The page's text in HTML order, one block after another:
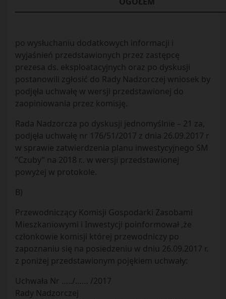
po wysłuchaniu dodatkowych informacji i
wyjaśnień przedstawionych przez zastępcę
prezesa ds. eksploatacyjnych oraz po dyskusji
postanowili zgłosić do Rady Nadzorczej wniosek by
podjęła uchwałę w wersji przedstawionej do
zaopiniowania przez komisję.
Rada Nadzorcza po dyskusji jednomyślnie – 21 za,
podjęła uchwałę nr 176/51/2017 z dnia 26.09.2017 r
w sprawie zatwierdzenia planu inwestycyjnego SM
”Czuby” na 2018 r.. w wersji przedstawionej
powyżej w protokole.
B)
Przewodniczący Komisji Gospodarki Zasobami
Mieszkaniowymi i Inwestycji poinformował ,że
członkowie komisji której przewodniczy po
zapoznaniu się na posiedzeniu w dniu 26.09.2017 r.
z poniżej przedstawionym pojękiem uchwały:
Uchwała Nr …../…… /2017
Rady Nadzorczej